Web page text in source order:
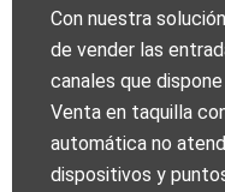
Con nuestra
de vender las
canales que
Venta en taquilla
automática no
dispositivos y